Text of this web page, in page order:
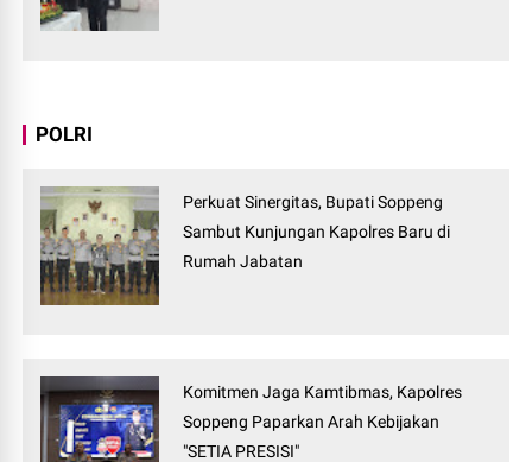
POLRI
Perkuat Sinergitas, Bupati Soppeng
Sambut Kunjungan Kapolres Baru di
Rumah Jabatan
Komitmen Jaga Kamtibmas, Kapolres
Soppeng Paparkan Arah Kebijakan
"SETIA PRESISI"